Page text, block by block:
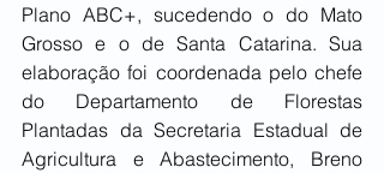
Plano ABC+, sucedendo o do Mato
Grosso e o de Santa Catarina. Sua
elaboração foi coordenada pelo chefe
do Departamento de Florestas
Plantadas da Secretaria Estadual de
Agricultura e Abastecimento, Breno